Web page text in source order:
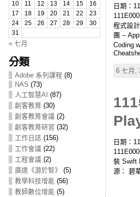
10
11 12 13 14 15
16
17
18 19 20 21 22
23
24
25 26 27 28 29
30
31
« 七月
分類
Adobe 系列課程 (8)
NAS (73)
人工智慧AI (87)
創客教育 (30)
創客教育會議 (2)
創客教育研習 (32)
工作日誌 (156)
工作會議 (22)
工程會議 (2)
廣達《游於智》
(5)
教學科技增能(56)
教師數位增能(5)
日期：
程式設
團 –
Coding
6 七月,
日期：
裝 Swift
源： 碧